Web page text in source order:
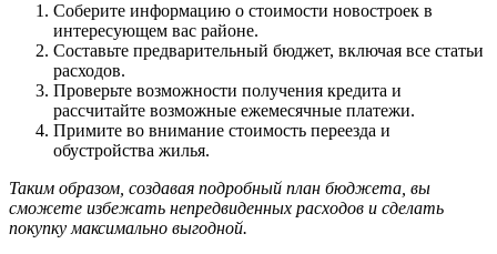
Соберите информацию о стоимости новостроек в
интересующем вас районе.
Составьте предварительный бюджет, включая все статьи
расходов.
Проверьте возможности получения кредита и
рассчитайте возможные ежемесячные платежи.
Примите во внимание стоимость переезда и
обустройства жилья.
Таким образом, создавая подробный план бюджета, вы
сможете избежать непредвиденных расходов и сделать
покупку максимально выгодной.